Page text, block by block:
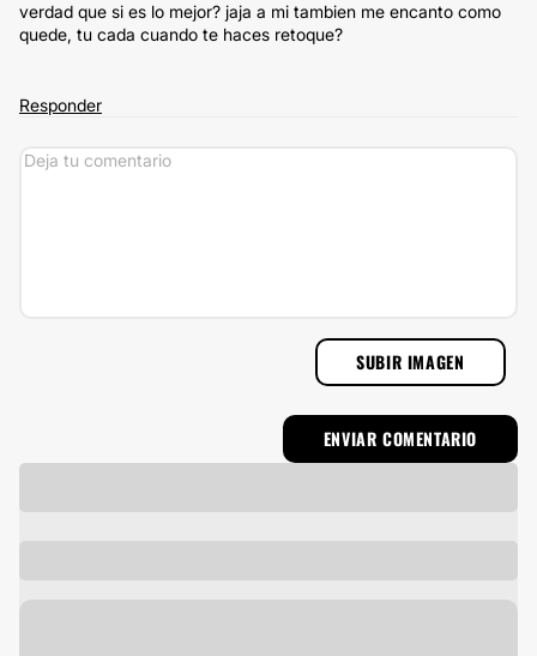
verdad que si es lo mejor? jaja a mi tambien me encanto como
quede, tu cada cuando te haces retoque?
Responder
SUBIR IMAGEN